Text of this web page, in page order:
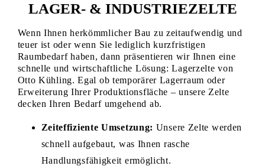
LAGER- & INDUSTRIEZELTE
Wenn Ihnen herkömmlicher Bau zu zeitaufwendig und
teuer ist oder wenn Sie lediglich kurzfristigen
Raumbedarf haben, dann präsentieren wir Ihnen eine
schnelle und wirtschaftliche Lösung: Lagerzelte von
Otto Kühling. Egal ob temporärer Lagerraum oder
Erweiterung Ihrer Produktionsfläche – unsere Zelte
decken Ihren Bedarf umgehend ab.
Zeiteffiziente Umsetzung: Unsere Zelte werden
schnell aufgebaut, was Ihnen rasche
Handlungsfähigkeit ermöglicht.